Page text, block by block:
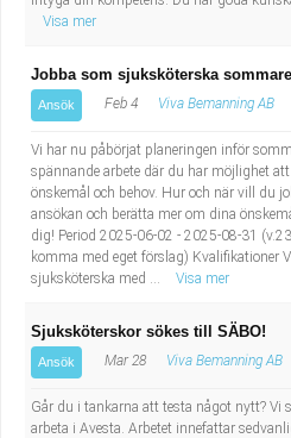
Visa mer
Jobba som sjuksköterska
Ansök Feb 4 Viva Bemanning AB
Vi har nu påbörjat planeringen inför
spännande arbete där du har möjlighet
önskemål och behov. Hur och när vill du
ansökan och berätta mer om dina
dig! Period 2025-06-02 - 2025-08-31
komma med eget förslag) Kvalifikationer
sjuksköterska med ...
Visa mer
Sjuksköterskor sökes till SÄBO!
Ansök Mar 28 Viva Bemanning AB
Går du i tankarna att testa något nytt? Vi
arbeta i Avesta. Arbetet innefattar